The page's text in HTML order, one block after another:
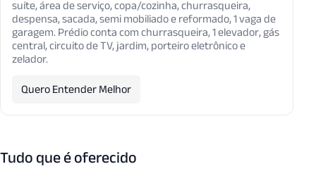
suíte, área de serviço, copa/cozinha, churrasqueira,
despensa, sacada, semi mobiliado e reformado, 1 vaga de
garagem. Prédio conta com churrasqueira, 1 elevador, gás
central, circuito de TV, jardim, porteiro eletrônico e
zelador.
Quero Entender Melhor
Tudo que é oferecido